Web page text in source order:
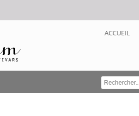
ACCUEIL